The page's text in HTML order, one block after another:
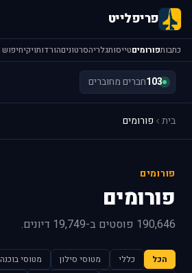
פריפלייט
כתבותפורומיםטייסותגלריהסרטוניםהורדותויקיחיפוש
103חברים מחוברים
בית פורומים
פורומים
פורומים
190,646 פוסטים ב-19,749 דיונים.
הכל כללי מטוסי סילון מטוסי בוכנה